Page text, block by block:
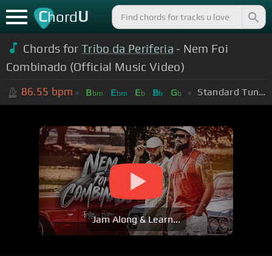
ChordU
Chords forTribo da Periferia - Nem Foi
Combinado (Official Music Video)
86.55 bpm Bbm Ebm Eb Bb Gb Standard Tuning (EADGBE)
Jam Along & Learn...